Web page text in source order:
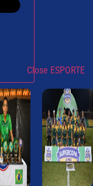
Close ESPORTE